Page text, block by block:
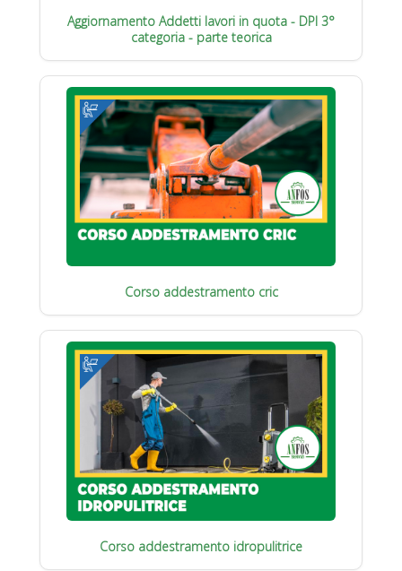
Aggiornamento Addetti lavori in quota - DPI 3°
categoria - parte teorica
Corso addestramento cric
Corso addestramento idropulitrice